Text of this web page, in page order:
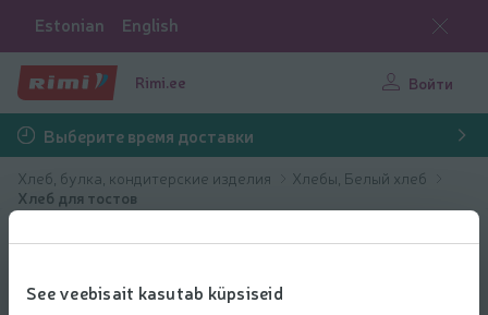
See veebisait kasutab küpsiseid
Estonian English
Rimi.ee Войти
Выберите время доставки
Хлеб, булка, кондитерские изделия
Хлебы, Белый хлеб
Хлеб для тостов